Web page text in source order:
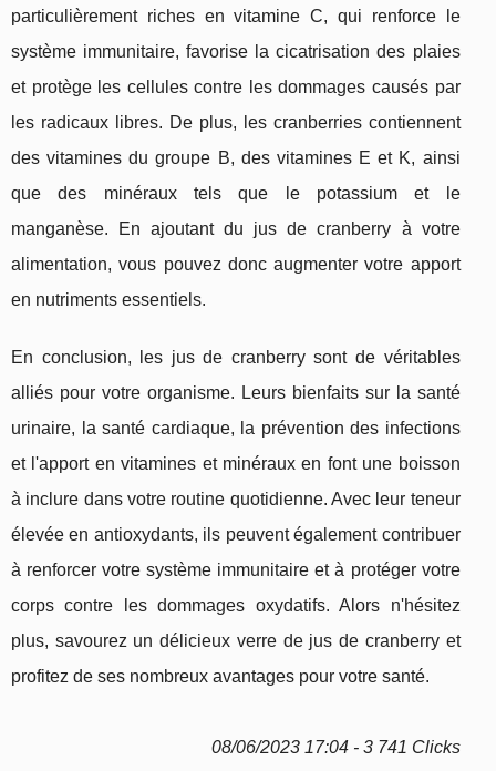
particulièrement riches en vitamine C, qui renforce le
système immunitaire, favorise la cicatrisation des plaies
et protège les cellules contre les dommages causés par
les radicaux libres. De plus, les cranberries contiennent
des vitamines du groupe B, des vitamines E et K, ainsi
que des minéraux tels que le potassium et le
manganèse. En ajoutant du jus de cranberry à votre
alimentation, vous pouvez donc augmenter votre apport
en nutriments essentiels.
En conclusion, les jus de cranberry sont de véritables
alliés pour votre organisme. Leurs bienfaits sur la santé
urinaire, la santé cardiaque, la prévention des infections
et l'apport en vitamines et minéraux en font une boisson
à inclure dans votre routine quotidienne. Avec leur teneur
élevée en antioxydants, ils peuvent également contribuer
à renforcer votre système immunitaire et à protéger votre
corps contre les dommages oxydatifs. Alors n'hésitez
plus, savourez un délicieux verre de jus de cranberry et
profitez de ses nombreux avantages pour votre santé.
08/06/2023 17:04 - 3 741 Clicks